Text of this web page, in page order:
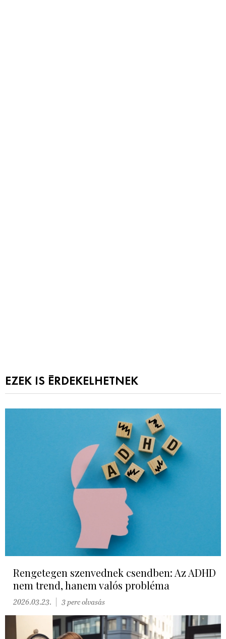
EZEK IS ÉRDEKELHETNEK
Rengetegen szenvednek csendben: Az ADHD
nem trend, hanem valós probléma
2026.03.23. 3 perc olvasás